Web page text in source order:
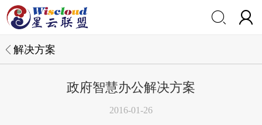
 
解决方案
政府智慧办公解决方案
2016-01-26